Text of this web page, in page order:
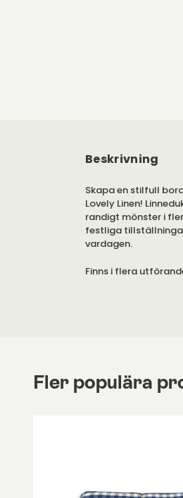
Beskrivning
Skapa en stilfull
Lovely Linen!
randigt mönster i
festliga
vardagen.
Finns i flera
Fler populära